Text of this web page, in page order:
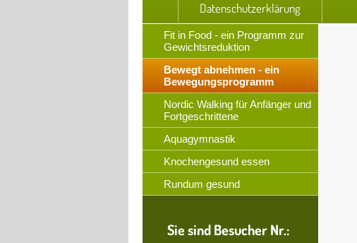
Datenschutzerklärung
Fit in Food - ein Programm zur
Gewichtsreduktion
Bewegt abnehmen - ein
Bewegungsprogramm
Nordic Walking für Anfänger und
Fortgeschrittene
Aquagymnastik
Knochengesund essen
Rundum gesund
Sie sind Besucher Nr.: